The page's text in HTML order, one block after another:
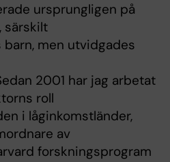
ursprungligen på
särskilt
men utvidgades
2001 har jag arbetat
roll
i låginkomstländer,
av
forskningsprogram